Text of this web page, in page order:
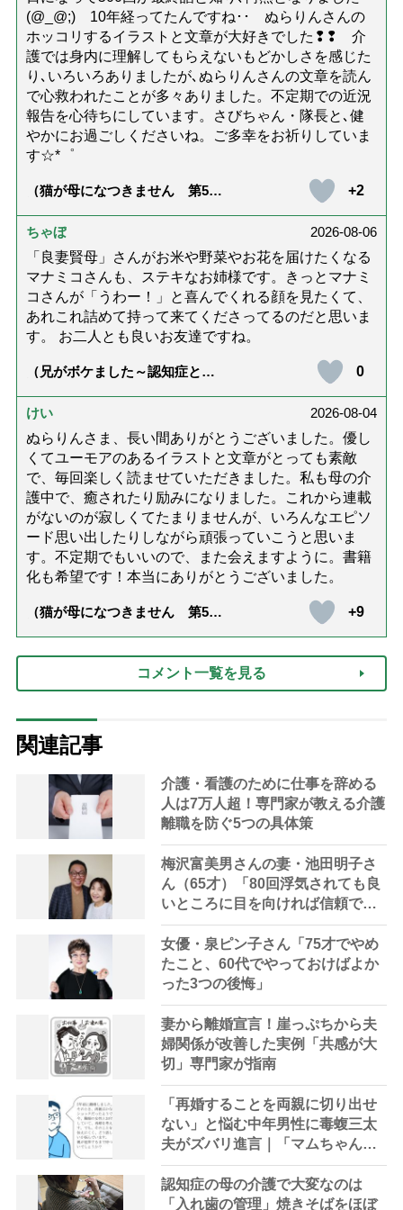
(@_@;) 10年経ってたんですね･･ ぬらりんさんの
ホッコリするイラストと文章が大好きでした❢❢ 介
護では身内に理解してもらえないもどかしさを感じた
り､いろいろありましたが､ぬらりんさんの文章を読ん
で心救われたことが多々ありました。不定期での近況
報告を心待ちにしています。さびちゃん・隊長と､健
やかにお過ごしくださいね。ご多幸をお祈りしていま
す☆*゜
（猫が母になつきません 第500
+2
ちゃぼ
2026-08-06
「良妻賢母」さんがお米や野菜やお花を届けたくなる
マナミコさんも、ステキなお姉様です。きっとマナミ
コさんが「うわー！」と喜んでくれる顔を見たくて、
あれこれ詰めて持って来てくださってるのだと思いま
す。 お二人とも良いお友達ですね。
（兄がボケました～認知症と介
達』が届きました」）
0
けい
2026-08-04
ぬらりんさま、長い間ありがとうございました。優し
くてユーモアのあるイラストと文章がとっても素敵
で、毎回楽しく読ませていただきました。私も母の介
護中で、癒されたり励みになりました。これから連載
がないのが寂しくてたまりませんが、いろんなエピソ
ード思い出したりしながら頑張っていこうと思いま
す。不定期でもいいので、また会えますように。書籍
化も希望です！本当にありがとうございました。
（猫が母になつきません 第500
+9
コメント一覧を見る
関連記事
介護・看護のために仕事を辞める
人は7万人超！専門家が教える介護
離職を防ぐ5つの具体策
梅沢富美男さんの妻・池田明子さ
ん（65才）「80回浮気されても良
いところに目を向ければ信頼でき
る」
女優・泉ピン子さん「75才でやめ
たこと、60代でやっておけばよか
った3つの後悔」
妻から離婚宣言！崖っぷちから夫
婦関係が改善した実例「共感が大
切」専門家が指南
「再婚することを両親に切り出せ
ない」と悩む中年男性に毒蝮三太
夫がズバリ進言｜「マムちゃんの
毒入り相談室」第31回
認知症の母の介護で大変なのは
「入れ歯の管理」焼きそばをほぼ